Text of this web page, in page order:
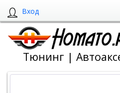
Вход
Тюнинг |